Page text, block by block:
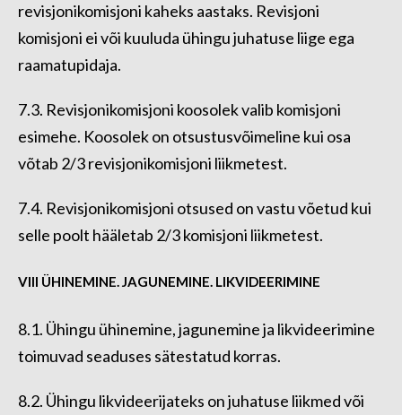
revisjonikomisjoni kaheks aastaks. Revisjoni
komisjoni ei või kuuluda ühingu juhatuse liige ega
raamatupidaja.
7.3. Revisjonikomisjoni koosolek valib komisjoni
esimehe. Koosolek on otsustusvõimeline kui osa
võtab 2/3 revisjonikomisjoni liikmetest.
7.4. Revisjonikomisjoni otsused on vastu võetud kui
selle poolt hääletab 2/3 komisjoni liikmetest.
VIII ÜHINEMINE. JAGUNEMINE. LIKVIDEERIMINE
8.1. Ühingu ühinemine, jagunemine ja likvideerimine
toimuvad seaduses sätestatud korras.
8.2. Ühingu likvideerijateks on juhatuse liikmed või